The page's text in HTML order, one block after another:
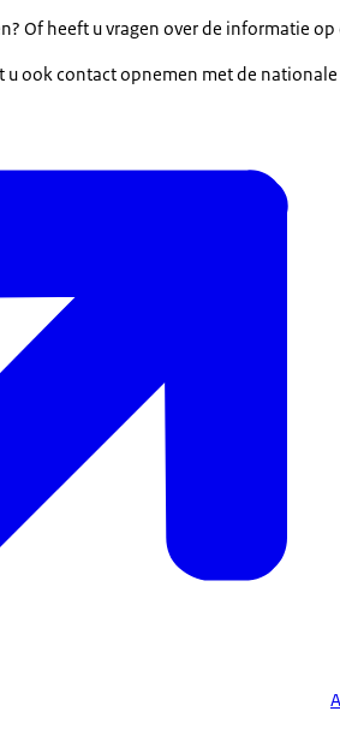
Of heeft u vragen over de informatie op
u ook contact opnemen met de